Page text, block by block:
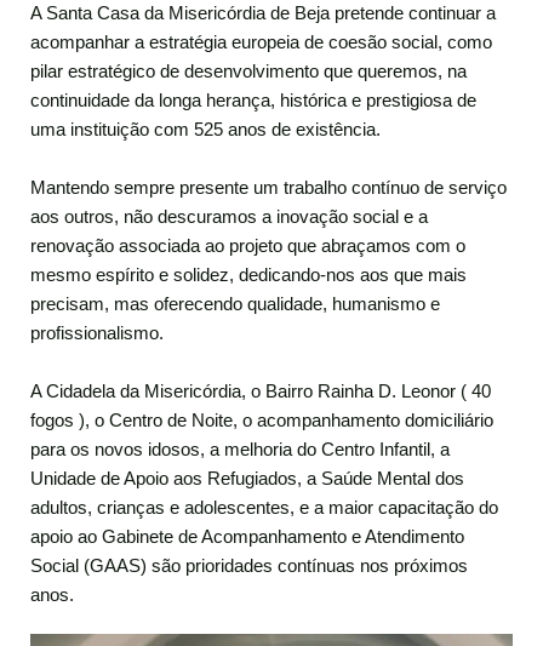
A Santa Casa da Misericórdia de Beja pretende continuar a
acompanhar a estratégia europeia de coesão social, como
pilar estratégico de desenvolvimento que queremos, na
continuidade da longa herança, histórica e prestigiosa de
uma instituição com 525 anos de existência.
Mantendo sempre presente um trabalho contínuo de serviço
aos outros, não descuramos a inovação social e a
renovação associada ao projeto que abraçamos com o
mesmo espírito e solidez, dedicando-nos aos que mais
precisam, mas oferecendo qualidade, humanismo e
profissionalismo.
A Cidadela da Misericórdia, o Bairro Rainha D. Leonor ( 40
fogos ), o Centro de Noite, o acompanhamento domiciliário
para os novos idosos, a melhoria do Centro Infantil, a
Unidade de Apoio aos Refugiados, a Saúde Mental dos
adultos, crianças e adolescentes, e a maior capacitação do
apoio ao Gabinete de Acompanhamento e Atendimento
Social (GAAS) são prioridades contínuas nos próximos
anos.